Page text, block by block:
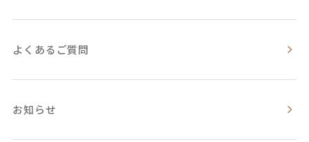
よくあるご質問
お知らせ